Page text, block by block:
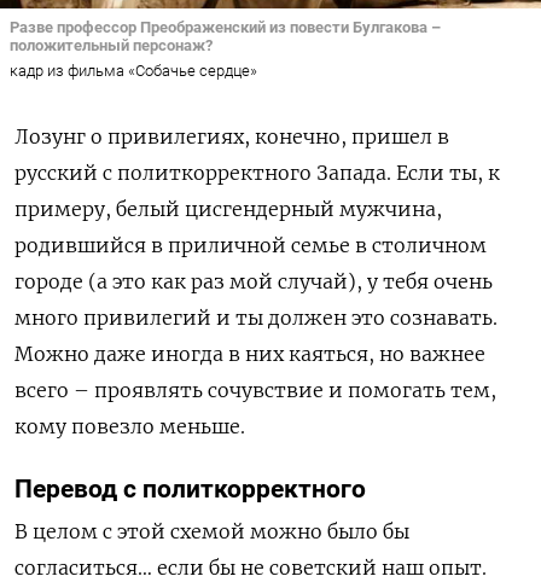
Разве профессор Преображенский из повести Булгакова –
положительный персонаж?
кадр из фильма «Собачье сердце»
Лозунг о привилегиях, конечно, пришел в
русский с политкорректного Запада. Если ты, к
примеру, белый цисгендерный мужчина,
родившийся в приличной семье в столичном
городе (а это как раз мой случай), у тебя очень
много привилегий и ты должен это сознавать.
Можно даже иногда в них каяться, но важнее
всего – проявлять сочувствие и помогать тем,
кому повезло меньше.
Перевод с политкорректного
В целом с этой схемой можно было бы
согласиться… если бы не советский наш опыт.